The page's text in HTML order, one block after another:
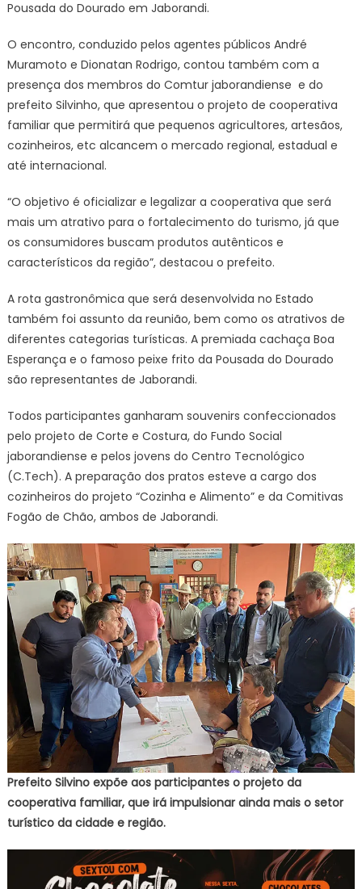
Pousada do Dourado em Jaborandi.
O encontro, conduzido pelos agentes públicos André
Muramoto e Dionatan Rodrigo, contou também com a
presença dos membros do Comtur jaborandiense e do
prefeito Silvinho, que apresentou o projeto de cooperativa
familiar que permitirá que pequenos agricultores, artesãos,
cozinheiros, etc alcancem o mercado regional, estadual e
até internacional.
“O objetivo é oficializar e legalizar a cooperativa que será
mais um atrativo para o fortalecimento do turismo, já que
os consumidores buscam produtos autênticos e
característicos da região”, destacou o prefeito.
A rota gastronômica que será desenvolvida no Estado
também foi assunto da reunião, bem como os atrativos de
diferentes categorias turísticas. A premiada cachaça Boa
Esperança e o famoso peixe frito da Pousada do Dourado
são representantes de Jaborandi.
Todos participantes ganharam souvenirs confeccionados
pelo projeto de Corte e Costura, do Fundo Social
jaborandiense e pelos jovens do Centro Tecnológico
(C.Tech). A preparação dos pratos esteve a cargo dos
cozinheiros do projeto “Cozinha e Alimento” e da Comitivas
Fogão de Chão, ambos de Jaborandi.
Prefeito Silvino expõe aos participantes o projeto da
cooperativa familiar, que irá impulsionar ainda mais o setor
turístico da cidade e região.